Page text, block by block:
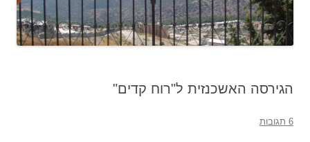
הגירסה האשכנזית ל"רוח קדים"
6 תגובות